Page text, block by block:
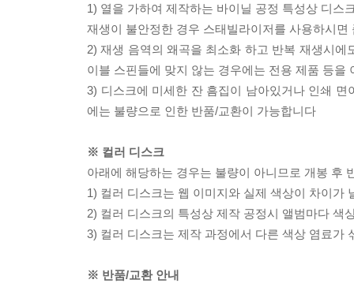
1) 열을 가하여 제작하는 바이닐 공정 특성상 디스
재생이 불안정한 경우 스태빌라이저를 사용하시
2) 재생 음역의 왜곡을 최소화 하고 반복 재생시
이블 스핀들에 맞지 않는 경우에는 전용 제품 등
3) 디스크에 미세한 잔 흠집이 남아있거나 인쇄
에는 불량으로 인한 반품/교환이 가능합니다
※ 컬러 디스크
아래에 해당하는 경우는 불량이 아니므로 개봉 후
1) 컬러 디스크는 웹 이미지와 실제 색상이 차이가
2) 컬러 디스크의 특성상 제작 공정시 앨범마다 색
3) 컬러 디스크는 제작 과정에서 다른 색상 염료가
※ 반품/교환 안내